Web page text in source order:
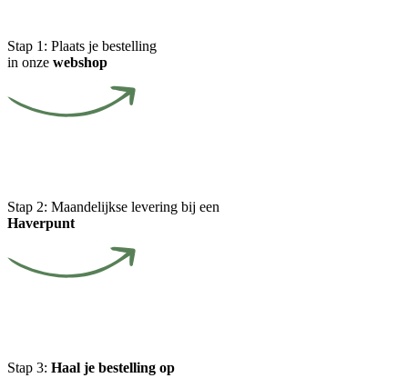
Stap 1: Plaats je bestelling
in onze webshop
Stap 2: Maandelijkse levering bij een
Haverpunt
Stap 3: Haal je bestelling op